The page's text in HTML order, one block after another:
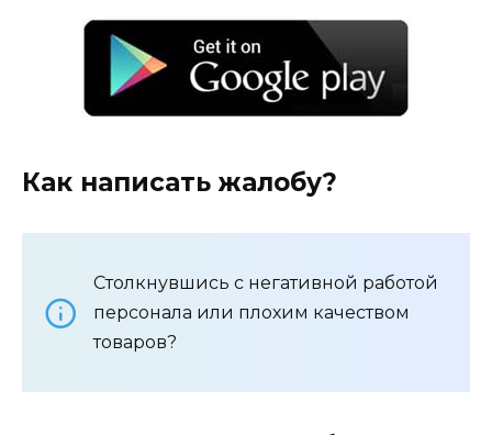
Как написать жалобу?
Столкнувшись с негативной работой
персонала или плохим качеством
товаров?